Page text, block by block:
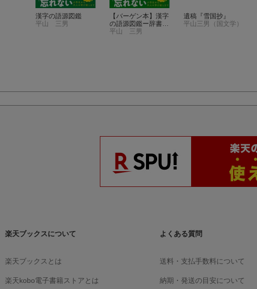
漢字の語源図鑑
平山 三男
【バーゲン本】漢字
の語源図鑑ー辞書よ
り面白くてためにな
平山 三男
遺稿『雪国抄』
平山三男（国文学）
楽天ブックスについて
楽天ブックスとは
楽天kobo電子書籍ストアとは
よくある質問
送料・支払手数料について
納期・発送の目安について